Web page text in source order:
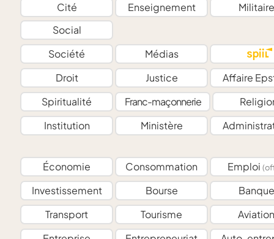
Cité Enseignement
Militaire
Social
Société
Médias
Droit
Justice
Affaire
Spiritualité
Franc-maçonnerie
Institution
Ministère
Économie Consommation Emploi
Investissement Bourse
Banque
Transport
Tourisme
Aviation